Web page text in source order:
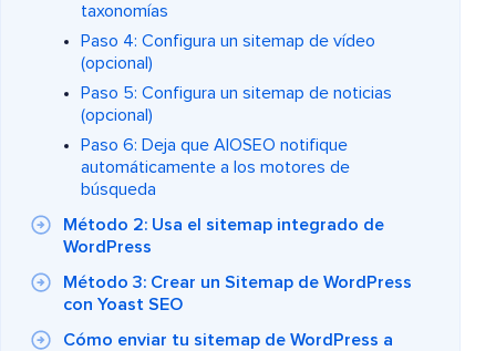
taxonomías
Paso 4: Configura un sitemap de vídeo
(opcional)
Paso 5: Configura un sitemap de noticias
(opcional)
Paso 6: Deja que AIOSEO notifique
automáticamente a los motores de
búsqueda
Método 2: Usa el sitemap integrado de
WordPress
Método 3: Crear un Sitemap de WordPress
con Yoast SEO
Cómo enviar tu sitemap de WordPress a